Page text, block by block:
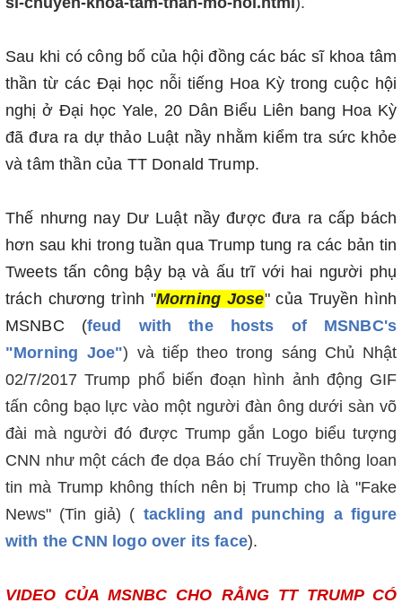
Sau khi có công bố của hội đồng các bác sĩ khoa tâm
thần từ các Đại học nỗi tiếng Hoa Kỳ trong cuộc hội
nghị ở Đại học Yale, 20 Dân Biểu Liên bang Hoa Kỳ
đã đưa ra dự thảo Luật nầy nhằm kiểm tra sức khỏe
và tâm thần của TT Donald Trump.
Thế nhưng nay Dư Luật nầy được đưa ra cấp bách
hơn sau khi trong tuần qua Trump tung ra các bản tin
Tweets tấn công bậy bạ và ấu trĩ với hai người phụ
trách chương trình "Morning Jose" của Truyền hình
MSNBC (feud with the hosts of MSNBC's
"Morning Joe") và tiếp theo trong sáng Chủ Nhật
02/7/2017 Trump phổ biến đoạn hình ảnh động GIF
tấn công bạo lực vào một người đàn ông dưới sàn võ
đài mà người đó được Trump gắn Logo biểu tượng
CNN như một cách đe dọa Báo chí Truyền thông loan
tin mà Trump không thích nên bị Trump cho là "Fake
News" (Tin giả) ( tackling and punching a figure
with the CNN logo over its face).
VIDEO CỦA MSNBC CHO RẰNG TT TRUMP CÓ